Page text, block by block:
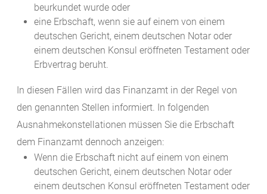
beurkundet wurde oder
eine Erbschaft, wenn sie auf einem von einem
deutschen Gericht, einem deutschen Notar oder
einem deutschen Konsul eröffneten Testament oder
Erbvertrag beruht.
In diesen Fällen wird das Finanzamt in der Regel von
den genannten Stellen informiert. In folgenden
Ausnahmekonstellationen müssen Sie die Erbschaft
dem Finanzamt dennoch anzeigen:
Wenn die Erbschaft nicht auf einem von einem
deutschen Gericht, einem deutschen Notar oder
einem deutschen Konsul eröffneten Testament oder